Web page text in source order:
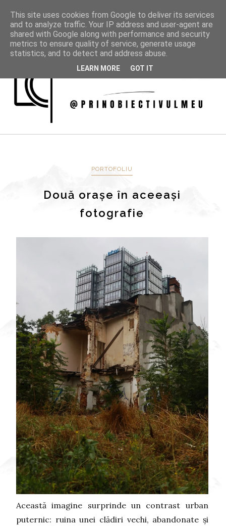
PORTOFOLIU
Două orașe în aceeași
fotografie
Această imagine surprinde un contrast urban
puternic: ruina unei clădiri vechi, abandonate și
This site uses cookies from Google to deliver its services
and to analyze traffic. Your IP address and user-agent are
shared with Google along with performance and security
metrics to ensure quality of service, generate usage
statistics, and to detect and address abuse.
LEARN MORE GOT IT